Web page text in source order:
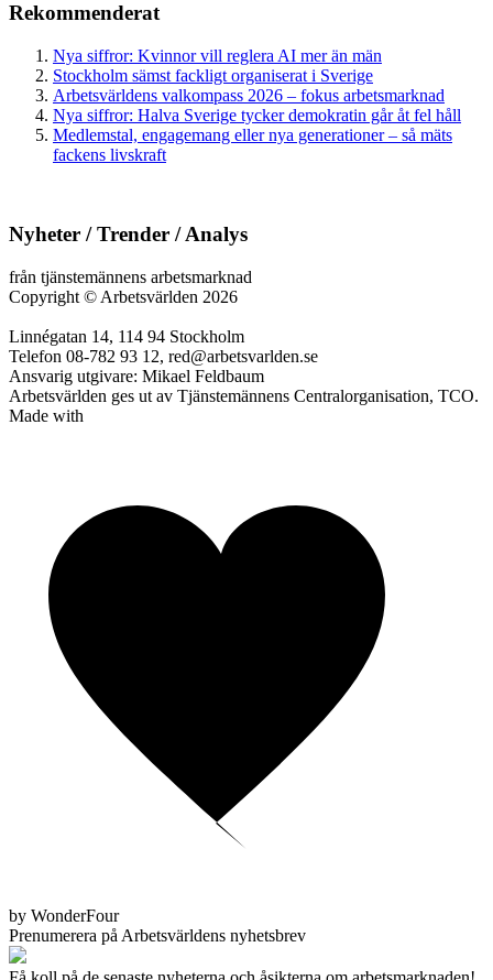
Rekommenderat
Nya siffror: Kvinnor vill reglera AI mer än män
Stockholm sämst fackligt organiserat i Sverige
Arbetsvärldens valkompass 2026 – fokus arbetsmarknad
Nya siffror: Halva Sverige tycker demokratin går åt fel håll
Medlemstal, engagemang eller nya generationer – så mäts
fackens livskraft
Nyheter / Trender / Analys
från tjänstemännens arbetsmarknad
Copyright © Arbetsvärlden 2026
Linnégatan 14, 114 94 Stockholm
Telefon 08-782 93 12, red@arbetsvarlden.se
Ansvarig utgivare: Mikael Feldbaum
Arbetsvärlden ges ut av Tjänstemännens Centralorganisation, TCO.
Made with
by WonderFour
Prenumerera på Arbetsvärldens nyhetsbrev